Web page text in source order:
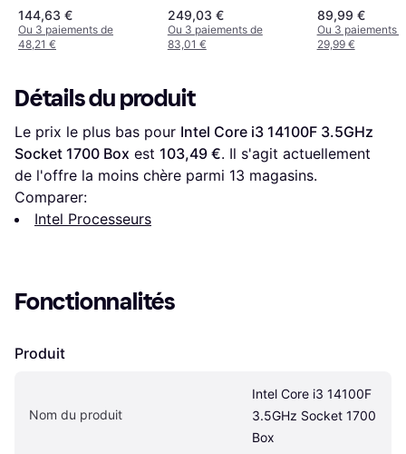
Box With Cooler
144,63 €
Ou 3 paiements de
48,21 €
Box With Cooler
249,03 €
Ou 3 paiements de
83,01 €
89,99 €
Ou 3 paiements
29,99 €
Détails du produit
Le prix le plus bas pour Intel Core i3 14100F 3.5GHz
Socket 1700 Box est 103,49 €. Il s'agit actuellement
de l'offre la moins chère parmi 13 magasins.
Comparer:
Intel Processeurs
Fonctionnalités
Produit
Nom du produit
Intel Core i3 14100F
3.5GHz Socket 1700
Box